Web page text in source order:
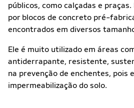
públicos, como calçadas e
por blocos de concreto pré-
encontrados em diversos
Ele é muito utilizado em áreas
antiderrapante, resistente,
na prevenção de enchentes, pois
impermeabilização do solo.